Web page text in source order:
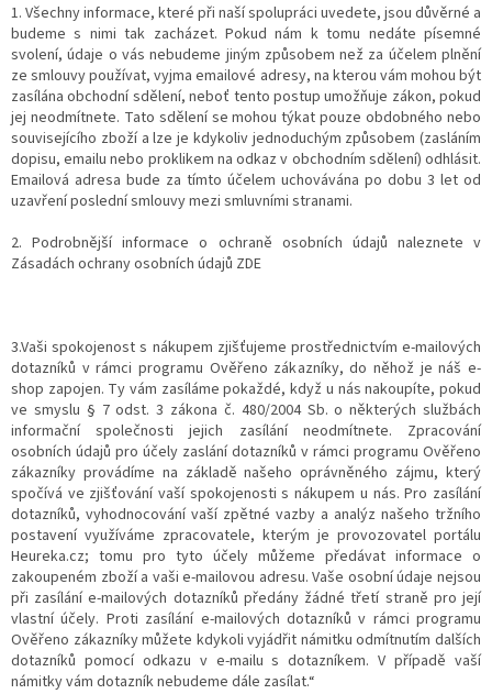
1. Všechny informace, které při naší spolupráci uvedete, jsou důvěrné a
budeme s nimi tak zacházet. Pokud nám k tomu nedáte písemné
svolení, údaje o vás nebudeme jiným způsobem než za účelem plnění
ze smlouvy používat, vyjma emailové adresy, na kterou vám mohou být
zasílána obchodní sdělení, neboť tento postup umožňuje zákon, pokud
jej neodmítnete. Tato sdělení se mohou týkat pouze obdobného nebo
souvisejícího zboží a lze je kdykoliv jednoduchým způsobem (zasláním
dopisu, emailu nebo proklikem na odkaz v obchodním sdělení) odhlásit.
Emailová adresa bude za tímto účelem uchovávána po dobu 3 let od
uzavření poslední smlouvy mezi smluvními stranami.
2. Podrobnější informace o ochraně osobních údajů naleznete v
Zásadách ochrany osobních údajů ZDE
3.Vaši spokojenost s nákupem zjišťujeme prostřednictvím e-mailových
dotazníků v rámci programu Ověřeno zákazníky, do něhož je náš e-
shop zapojen. Ty vám zasíláme pokaždé, když u nás nakoupíte, pokud
ve smyslu § 7 odst. 3 zákona č. 480/2004 Sb. o některých službách
informační společnosti jejich zasílání neodmítnete. Zpracování
osobních údajů pro účely zaslání dotazníků v rámci programu Ověřeno
zákazníky provádíme na základě našeho oprávněného zájmu, který
spočívá ve zjišťování vaší spokojenosti s nákupem u nás. Pro zasílání
dotazníků, vyhodnocování vaší zpětné vazby a analýz našeho tržního
postavení využíváme zpracovatele, kterým je provozovatel portálu
Heureka.cz; tomu pro tyto účely můžeme předávat informace o
zakoupeném zboží a vaši e-mailovou adresu. Vaše osobní údaje nejsou
při zasílání e-mailových dotazníků předány žádné třetí straně pro její
vlastní účely. Proti zasílání e-mailových dotazníků v rámci programu
Ověřeno zákazníky můžete kdykoli vyjádřit námitku odmítnutím dalších
dotazníků pomocí odkazu v e-mailu s dotazníkem. V případě vaší
námitky vám dotazník nebudeme dále zasílat.“